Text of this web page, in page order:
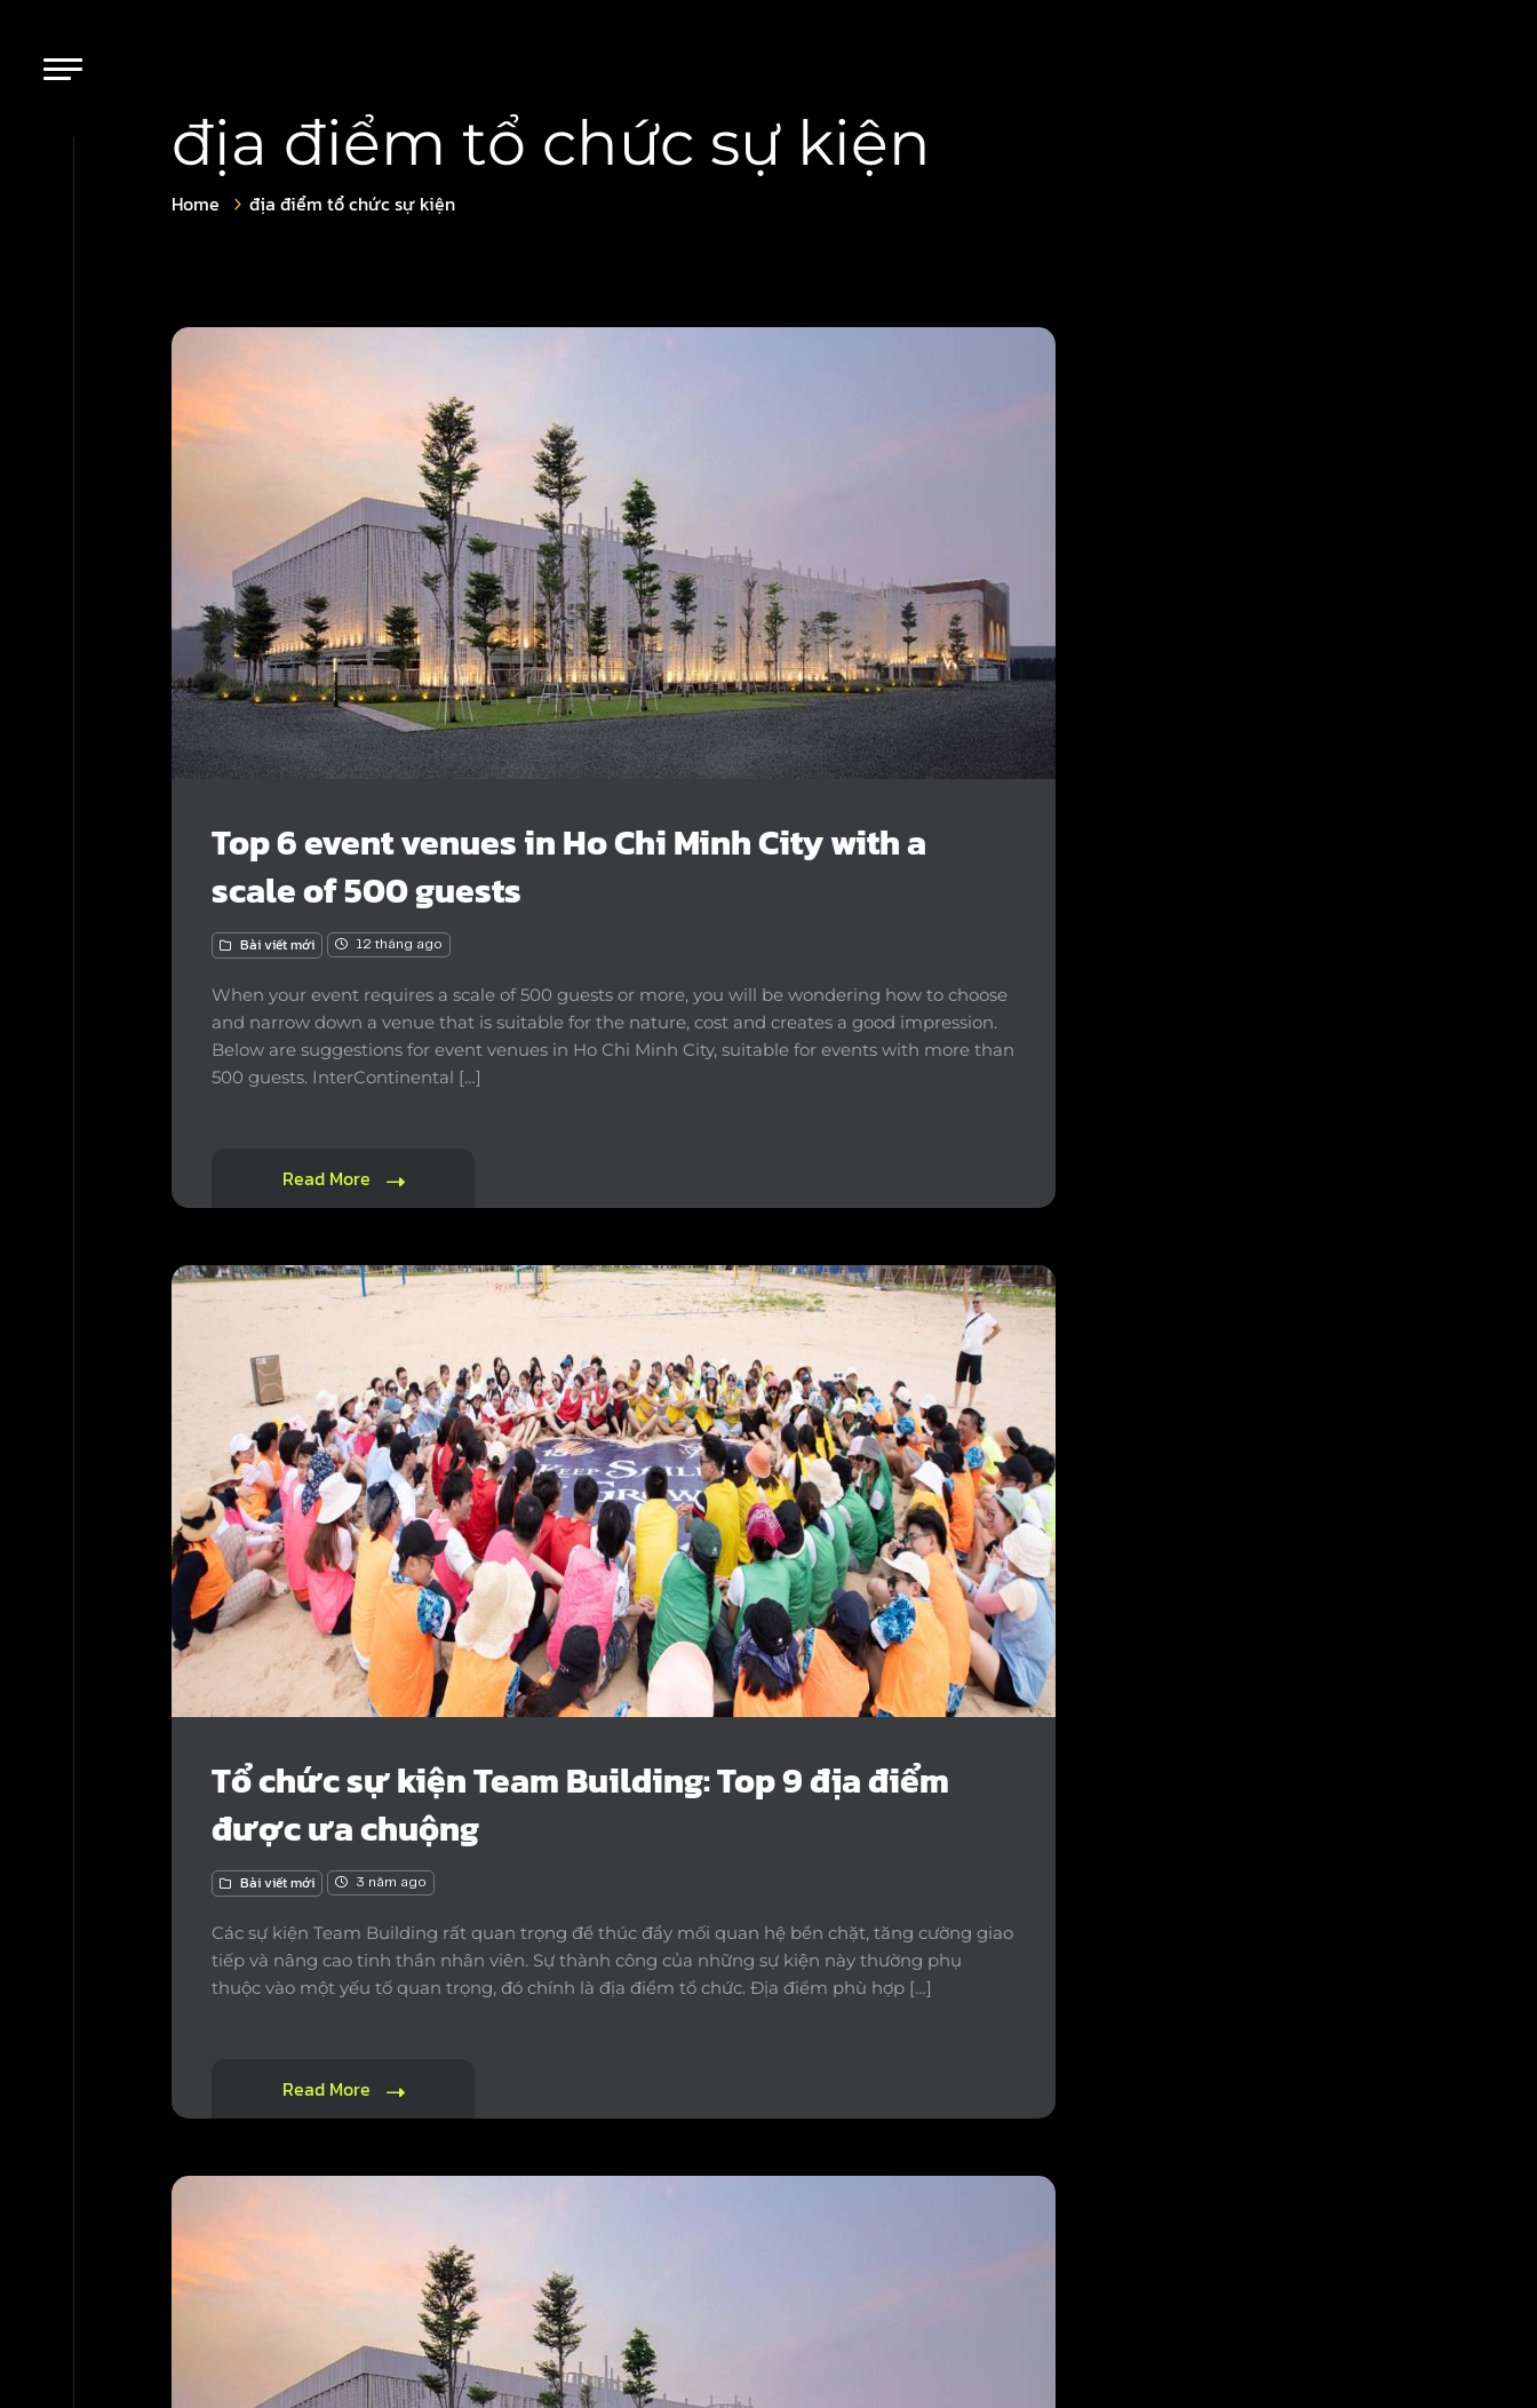
địa điểm tổ chức sự kiện
Home địa điểm tổ chức sự kiện
Top 6 event venues in Ho Chi Minh City with a
scale of 500 guests
Bài viết mới 12 tháng ago
When your event requires a scale of 500 guests or more, you will be wondering how to choose
and narrow down a venue that is suitable for the nature, cost and creates a good impression.
Below are suggestions for event venues in Ho Chi Minh City, suitable for events with more than
500 guests. InterContinental […]
Read More
Tổ chức sự kiện Team Building: Top 9 địa điểm
được ưa chuộng
Bài viết mới 3 năm ago
Các sự kiện Team Building rất quan trọng để thúc đẩy mối quan hệ bền chặt, tăng cường giao
tiếp và nâng cao tinh thần nhân viên. Sự thành công của những sự kiện này thường phụ
thuộc vào một yếu tố quan trọng, đó chính là địa điểm tổ chức. Địa điểm phù hợp […]
Read More